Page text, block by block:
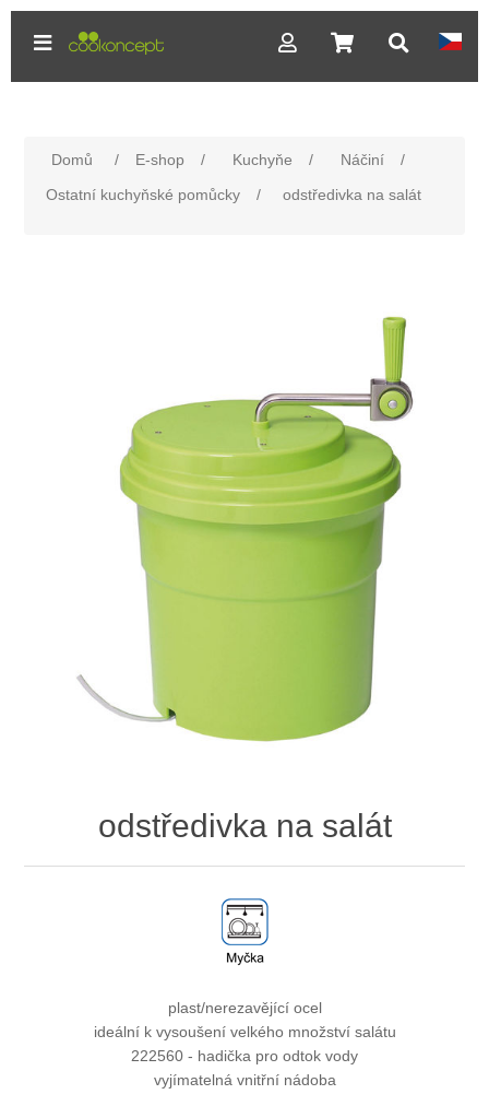
Domů / E-shop / Kuchyňe / Náčiní
/
Ostatní kuchyňské pomůcky
/ odstředivka na salát
odstředivka na salát
plast/nerezavějící ocel
ideální k vysoušení velkého množství salátu
222560 - hadička pro odtok vody
vyjímatelná vnitřní nádoba